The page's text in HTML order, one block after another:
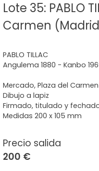
Lote 35: PABLO
Carmen
Precio salida
200 €
PABLO TILLAC
Angulema 1880 - Kanbo
Mercado, Plaza del
Dibujo a lapiz
Firmado, titulado y
Medidas 200 x 105 mm